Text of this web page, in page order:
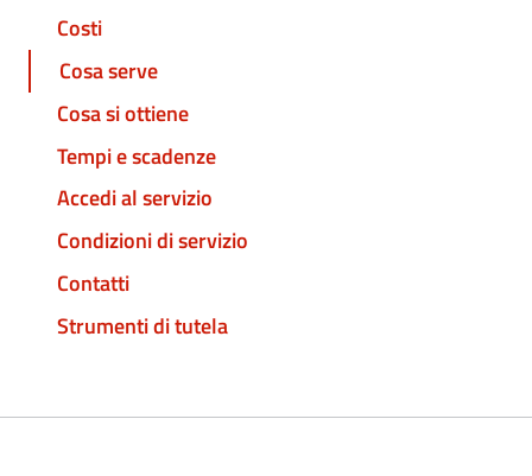
Costi
Cosa serve
Cosa si ottiene
Tempi e scadenze
Accedi al servizio
Condizioni di servizio
Contatti
Strumenti di tutela